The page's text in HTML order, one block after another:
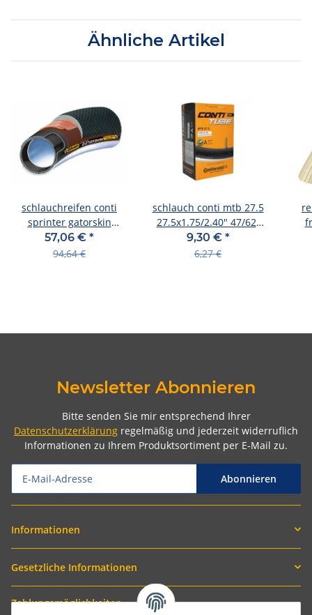
Ähnliche Artikel
schlauchreifen conti
sprinter gatorskin
28"x22mm (27x1")
schwarz dura skin
57,06 € *
94,64 €
schlauch conti mtb 27.5
27.5x1.75/2.40" 47/62-
584 av 40mm
9,30 € *
6,27 €
Newsletter Abonnieren
Bitte senden Sie mir entsprechend Ihrer
Datenschutzerklärung regelmäßig und jederzeit widerruflich
Informationen zu Ihrem Produktsortiment per E-Mail zu.
Abonnieren
Informationen
Gesetzliche Informationen
Zahlungsmöglichkeiten